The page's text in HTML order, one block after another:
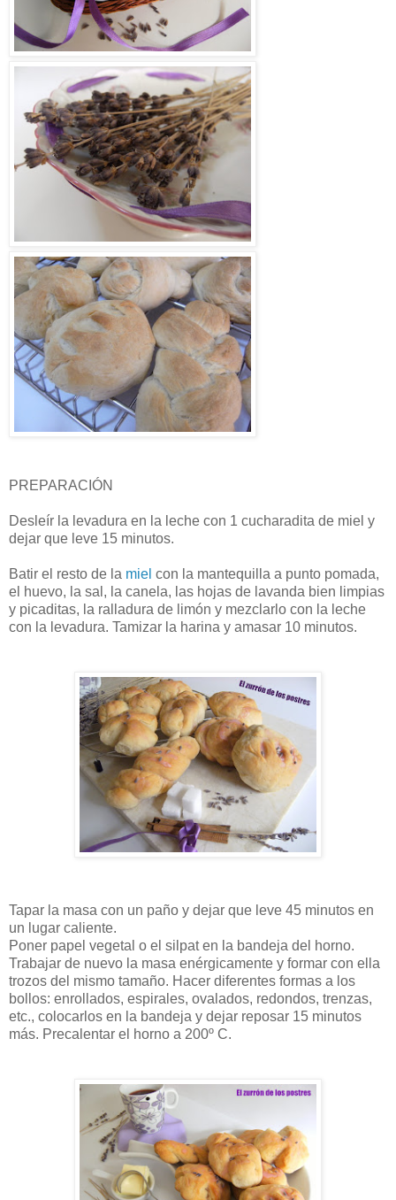
PREPARACIÓN
Desleír la levadura en la leche con 1 cucharadita de miel y
dejar que leve 15 minutos.
Batir el resto de la miel con la mantequilla a punto pomada,
el huevo, la sal, la canela, las hojas de lavanda bien limpias
y picaditas, la ralladura de limón y mezclarlo con la leche
con la levadura. Tamizar la harina y amasar 10 minutos.
Tapar la masa con un paño y dejar que leve 45 minutos en
un lugar caliente.
Poner papel vegetal o el silpat en la bandeja del horno.
Trabajar de nuevo la masa enérgicamente y formar con ella
trozos del mismo tamaño. Hacer diferentes formas a los
bollos: enrollados, espirales, ovalados, redondos, trenzas,
etc., colocarlos en la bandeja y dejar reposar 15 minutos
más. Precalentar el horno a 200º C.